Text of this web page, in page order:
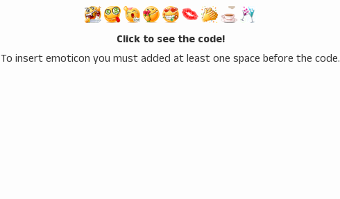
Click to see the code!
To insert emoticon you must added at least one space before the code.